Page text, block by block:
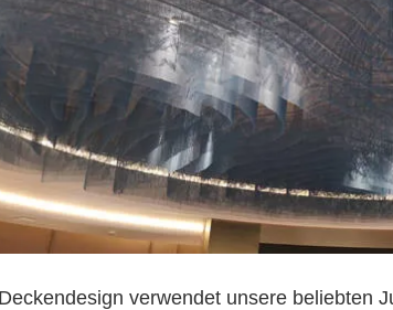
verwendet unsere beliebten